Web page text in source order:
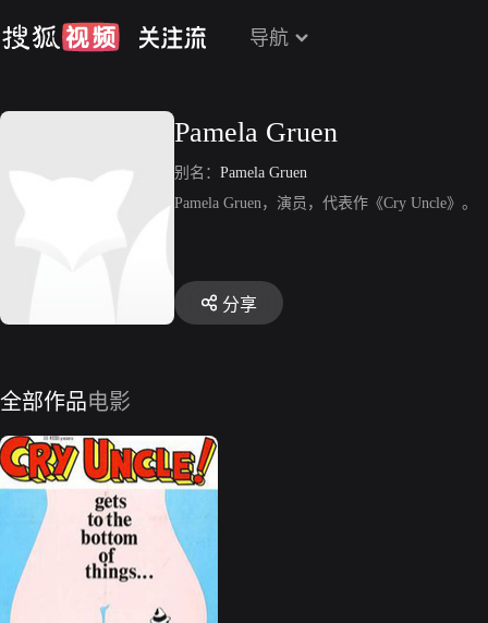
导航
Pamela Gruen
别名： Pamela Gruen
Pamela Gruen，演员，代表作《Cry Uncle》。
分享
全部作品电影